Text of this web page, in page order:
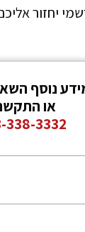
יחזור
נוסף
או
338-3332